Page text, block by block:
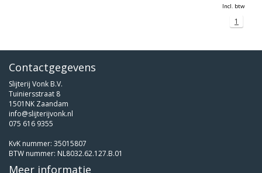
Incl. btw
1
Contactgegevens
Slijterij Vonk B.V.
Tuiniersstraat 8
1501NK Zaandam
info@slijterijvonk.nl
075 616 9355
KvK nummer: 35015807
BTW nummer: NL8032.62.127.B.01
Meer informatie